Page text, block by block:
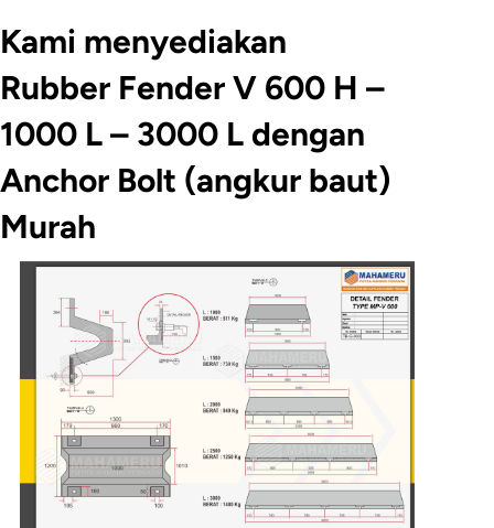
Kami menyediakan
Rubber Fender V 600 H –
1000 L – 3000 L dengan
Anchor Bolt (angkur baut)
Murah